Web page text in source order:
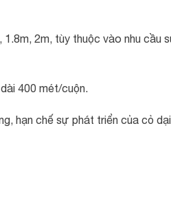
2m, tùy thuộc vào nhu cầu
400 mét/cuộn.
hạn chế sự phát triển của cỏ